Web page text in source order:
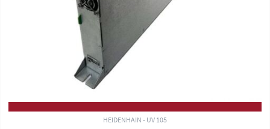
HEIDENHAIN - UV 105